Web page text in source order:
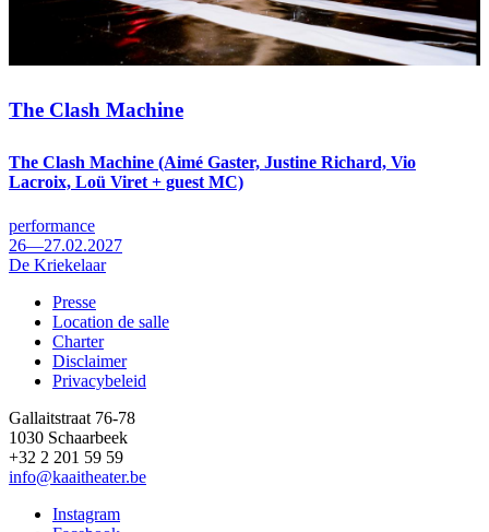
The Clash Machine
The Clash Machine (Aimé Gaster, Justine Richard, Vio
Lacroix, Loü Viret + guest MC)
performance
26—27.02.2027
De Kriekelaar
Footer
Presse
Location de salle
Charter
Disclaimer
Privacybeleid
Gallaitstraat 76-78
1030 Schaarbeek
+32 2 201 59 59
info@kaaitheater.be
Instagram